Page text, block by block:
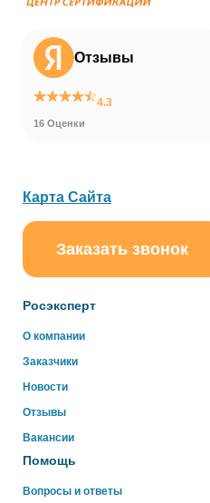
Отзывы
4.3
16 Оценки
Росэксперт
О компании
Заказчики
Новости
Отзывы
Вакансии
Помощь
Вопросы и ответы
Карта Сайта
Заказать звонок
online
Здравствуйте!
Свяжитесь с нами через